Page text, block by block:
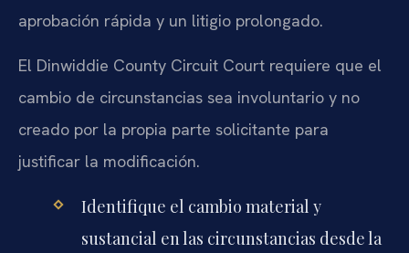
aprobación rápida y un litigio prolongado.
El Dinwiddie County Circuit Court requiere que el
cambio de circunstancias sea involuntario y no
creado por la propia parte solicitante para
justificar la modificación.
Identifique el cambio material y
sustancial en las circunstancias desde la